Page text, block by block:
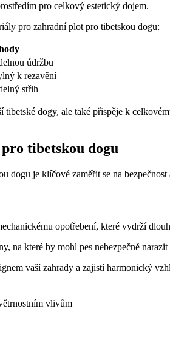
pro celkový estetický dojem.
pro zahradní plot pro tibetskou dogu:
údržbu
k rezavění
střih
dogy, ale také přispěje k
tibetskou dogu
je klíčové zaměřit se na
opotřebení, které vydrží
na které by mohl pes nebezpečně narazit
vaší zahrady a zajistí harmonický
vlivům